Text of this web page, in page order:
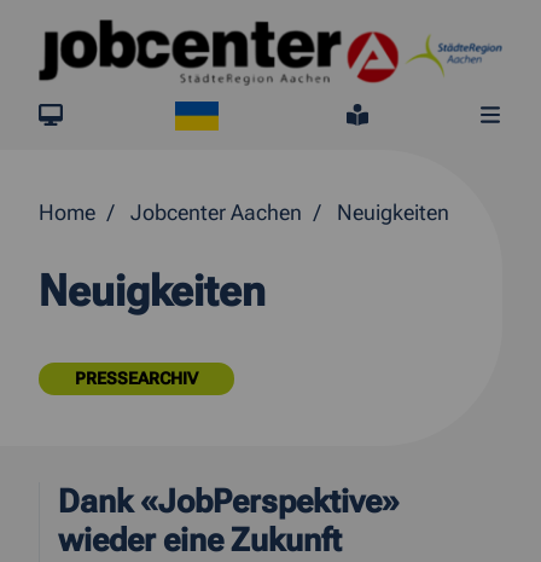
Springe direkt zum Inhalt
jobcenter.digital
Leichte
Home Jobcenter Aachen Neuigkeiten
Neuigkeiten
PRESSEARCHIV
Dank «JobPerspektive»
wieder eine Zukunft